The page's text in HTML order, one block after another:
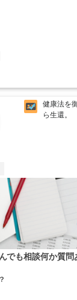
健康法を
ら生還。
でも相談何か質問